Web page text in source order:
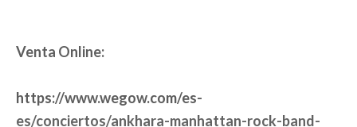
Venta Online:
https://www.wegow.com/es-
es/conciertos/ankhara-manhattan-rock-band-